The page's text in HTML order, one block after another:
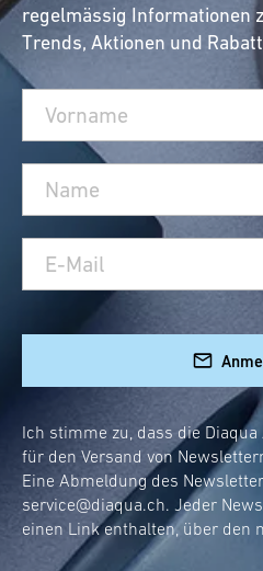
regelmässig Informationen
Trends, Aktionen und
Ich stimme zu, dass die
für den Versand von
Eine Abmeldung des
service@diaqua.ch. Jeder
einen Link enthalten, über den